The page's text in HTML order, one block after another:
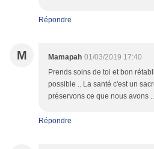
Répondre
M Mamapah 01/03/2019 17:40
Prends soins de toi et bon
possible .. La santé c'est un
préservons ce que nous avons
Répondre